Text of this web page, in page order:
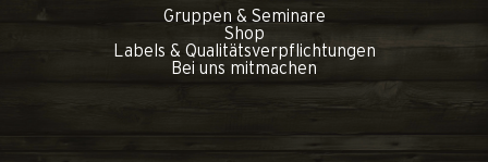
Gruppen & Seminare
Shop
Labels & Qualitätsverpflichtungen
Bei uns mitmachen